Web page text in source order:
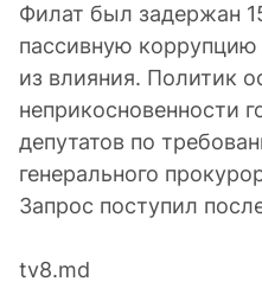
Филат был задержан
пассивную
из влияния. Политик
неприкосновенности
депутатов по
генерального
Запрос поступил
tv8.md